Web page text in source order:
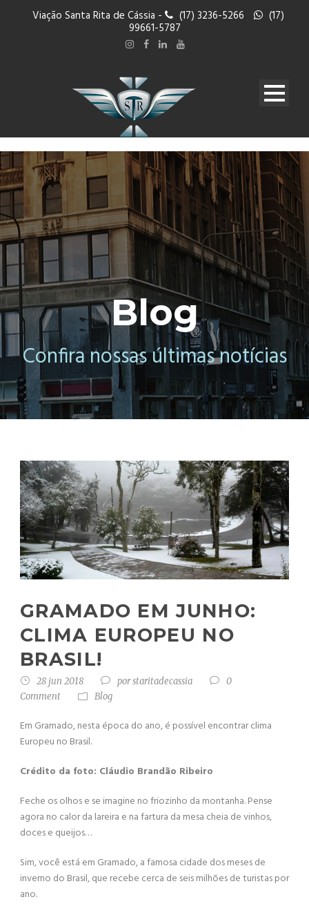
Viação Santa Rita de Cássia - (17) 3236-5266 (17)
99661-5787
Blog
Confira nossas últimas notícias
GRAMADO EM JUNHO:
CLIMA EUROPEU NO
BRASIL!
28 jun 2018 porstaritadecassia
0
Comment
Blog
Em Gramado, nesta época do ano, é possível encontrar clima
Europeu no Brasil.
Crédito da foto: Cláudio Brandão Ribeiro
Feche os olhos e se imagine no friozinho da montanha. Pense
agora no calor da lareira e na fartura da mesa cheia de vinhos,
doces e queijos…
Sim, você está em Gramado, a famosa cidade dos meses de
inverno do Brasil, que recebe cerca de seis milhões de turistas por
ano.